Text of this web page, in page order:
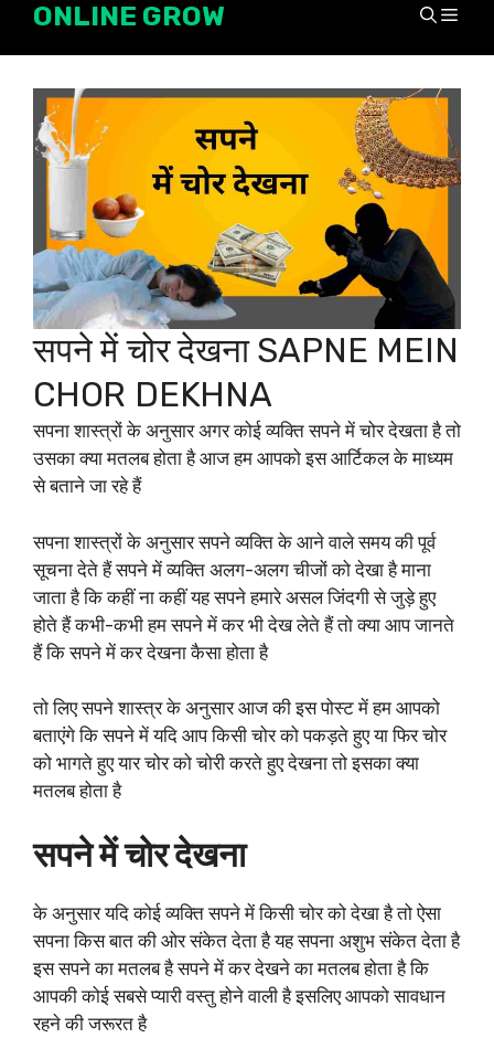
SkipONLINE GROW
सपने में चोर देखना SAPNE MEIN
CHOR DEKHNA
सपना शास्त्रों के अनुसार अगर कोई व्यक्ति सपने में चोर देखता है तो
उसका क्या मतलब होता है आज हम आपको इस आर्टिकल के माध्यम
से बताने जा रहे हैं
सपना शास्त्रों के अनुसार सपने व्यक्ति के आने वाले समय की पूर्व
सूचना देते हैं सपने में व्यक्ति अलग-अलग चीजों को देखा है माना
जाता है कि कहीं ना कहीं यह सपने हमारे असल जिंदगी से जुड़े हुए
होते हैं कभी-कभी हम सपने में कर भी देख लेते हैं तो क्या आप जानते
हैं कि सपने में कर देखना कैसा होता है
तो लिए सपने शास्त्र के अनुसार आज की इस पोस्ट में हम आपको
बताएंगे कि सपने में यदि आप किसी चोर को पकड़ते हुए या फिर चोर
को भागते हुए यार चोर को चोरी करते हुए देखना तो इसका क्या
मतलब होता है
सपने में चोर देखना
के अनुसार यदि कोई व्यक्ति सपने में किसी चोर को देखा है तो ऐसा
सपना किस बात की ओर संकेत देता है यह सपना अशुभ संकेत देता है
इस सपने का मतलब है सपने में कर देखने का मतलब होता है कि
आपकी कोई सबसे प्यारी वस्तु होने वाली है इसलिए आपको सावधान
रहने की जरूरत है